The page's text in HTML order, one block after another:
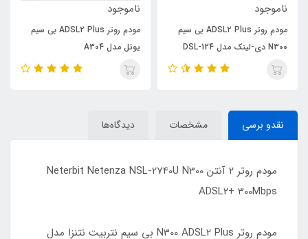
ناموجود
مودم روتر ADSL2 Plus بی سیم
N300 دی-لینک مدل DSL-124
New
ناموجود
مودم روتر ADSL2 Plus بی سیم
یوتل مدل A304
نقدو برسی مشخصات دیدگاه‌ها
مودم روتر ۲ آنتن Neterbit Netenza NSL-2740U N300
ADSL2+ 300Mbps
مودم روتر N300 ADSL2 Plus بی سیم نتربیت نتنزا مدل